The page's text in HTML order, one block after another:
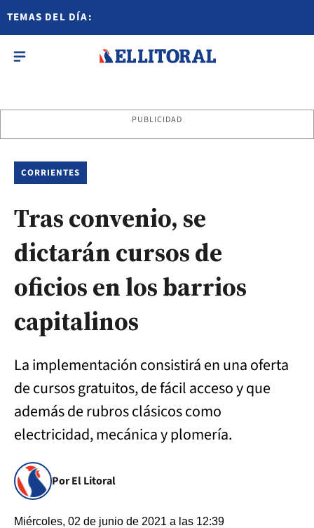
TEMAS DEL DÍA:
PUBLICIDAD
CORRIENTES
Tras convenio, se
dictarán cursos de
oficios en los barrios
capitalinos
La implementación consistirá en una oferta
de cursos gratuitos, de fácil acceso y que
además de rubros clásicos como
electricidad, mecánica y plomería.
Por El Litoral
Miércoles, 02 de junio de 2021 a las 12:39